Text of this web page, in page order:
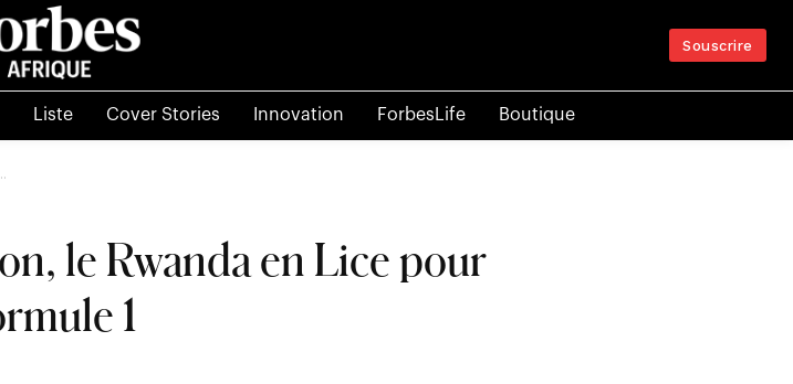
Souscrire
Liste Cover Stories Innovation ForbesLife Boutique
le Rwanda en Lice pour
1